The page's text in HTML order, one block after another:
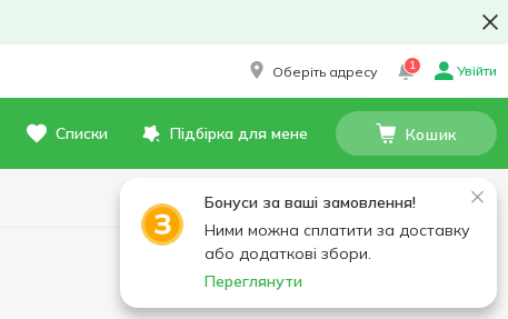
Оберіть адресу 1 Увійти
Списки Підбірка для мене Кошик
Бонуси за ваші замовлення!
Ними можна сплатити за доставку
або додаткові збори.
Переглянути